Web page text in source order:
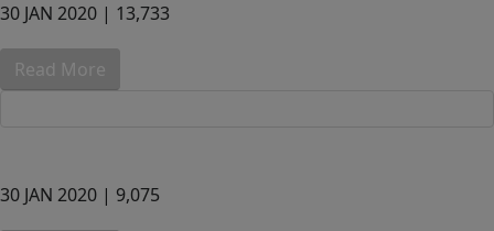
30 JAN 2020 | 13,733
Read More
30 JAN 2020 | 9,075